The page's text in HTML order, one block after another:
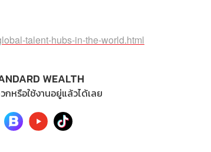
talent-hubs-in-the-world.html
WEALTH
หรือใช้งานอยู่แล้วได้เลย